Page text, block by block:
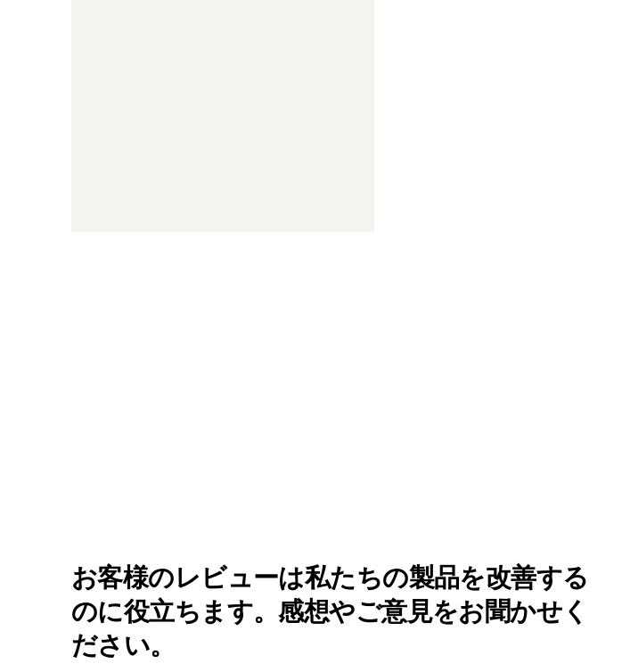
お客様のレビューは私たちの製品を改善する
のに役立ちます。感想やご意見をお聞かせく
ださい。